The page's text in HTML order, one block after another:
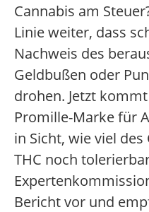
Cannabis am
Linie weiter, dass
Nachweis des
Geldbußen oder
drohen. Jetzt
Promille-Marke für
in Sicht, wie viel
THC noch
Bericht vor und